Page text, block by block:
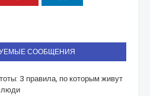
СООБЩЕНИЯ
3 правила, по которым живут